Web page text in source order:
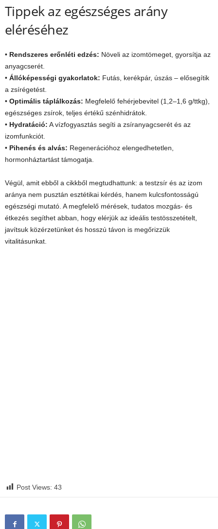
Tippek az egészséges arány
eléréséhez
• Rendszeres erőnléti edzés: Növeli az izomtömeget, gyorsítja az
anyagcserét.
• Állóképességi gyakorlatok: Futás, kerékpár, úszás – elősegítik
a zsírégetést.
• Optimális táplálkozás: Megfelelő fehérjebevitel (1,2–1,6 g/ttkg),
egészséges zsírok, teljes értékű szénhidrátok.
• Hydratáció: A vízfogyasztás segíti a zsíranyagcserét és az
izomfunkciót.
• Pihenés és alvás: Regenerációhoz elengedhetetlen,
hormonháztartást támogatja.
Végül, amit ebből a cikkből megtudhattunk: a testzsír és az izom
aránya nem pusztán esztétikai kérdés, hanem kulcsfontosságú
egészségi mutató. A megfelelő mérések, tudatos mozgás- és
étkezés segíthet abban, hogy elérjük az ideális testösszetételt,
javítsuk közérzetünket és hosszú távon is megőrizzük
vitalitásunkat.
Post Views: 43